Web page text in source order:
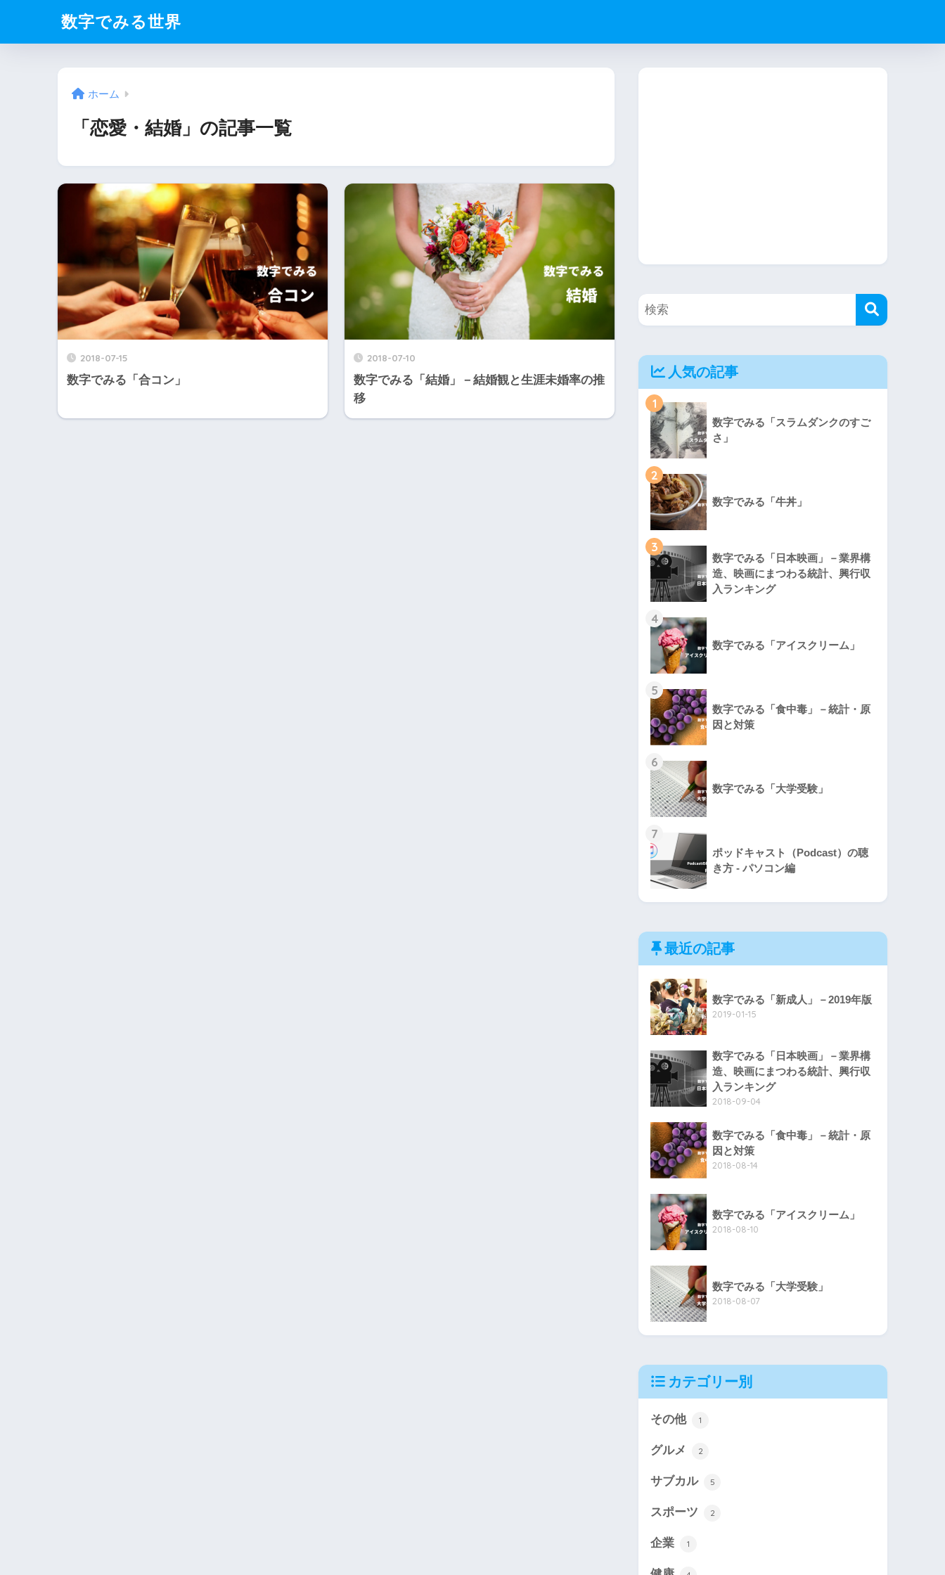
数字でみる世界
ホーム
「恋愛・結婚」の記事一覧
2018-07-15
数字でみる「合コン」
2018-07-10
数字でみる「結婚」－結婚観と生涯未婚率の推
移
人気の記事
1
数字でみる「スラムダンクのすご
さ」
2
数字でみる「牛丼」
3
数字でみる「日本映画」－業界構
造、映画にまつわる統計、興行収
入ランキング
4
数字でみる「アイスクリーム」
5
数字でみる「食中毒」－統計・原
因と対策
6
数字でみる「大学受験」
7
ポッドキャスト（Podcast）の聴
き方 - パソコン編
最近の記事
数字でみる「新成人」－2019年版
2019-01-15
数字でみる「日本映画」－業界構
造、映画にまつわる統計、興行収
入ランキング
2018-09-04
数字でみる「食中毒」－統計・原
因と対策
2018-08-14
数字でみる「アイスクリーム」
2018-08-10
数字でみる「大学受験」
2018-08-07
カテゴリー別
その他 1
グルメ 2
サブカル 5
スポーツ 2
企業 1